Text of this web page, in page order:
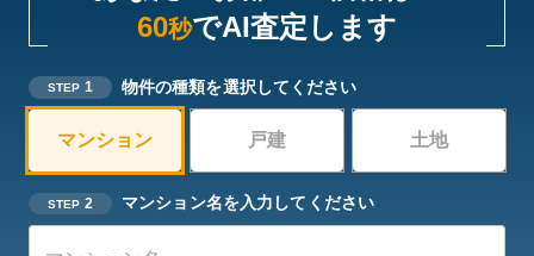
60秒でAI査定します
STEP 1 物件の種類を選択してください
マンション 戸建 土地
STEP 2 マンション名を入力してください